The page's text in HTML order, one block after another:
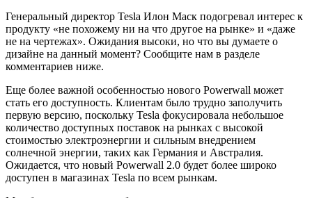
Генеральный директор Tesla Илон Маск подогревал интерес к
продукту «не похожему ни на что другое на рынке» и «даже
не на чертежах». Ожидания высоки, но что вы думаете о
дизайне на данный момент? Сообщите нам в разделе
комментариев ниже.
Еще более важной особенностью нового Powerwall может
стать его доступность. Клиентам было трудно заполучить
первую версию, поскольку Tesla фокусировала небольшое
количество доступных поставок на рынках с высокой
стоимостью электроэнергии и сильным внедрением
солнечной энергии, таких как Германия и Австралия.
Ожидается, что новый Powerwall 2.0 будет более широко
доступен в магазинах Tesla по всем рынкам.